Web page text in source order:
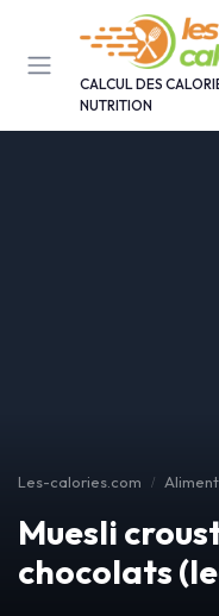
CALCUL DES
NUTRITION
Les-calories.com
Muesli
chocolats
Panneau de gestion des